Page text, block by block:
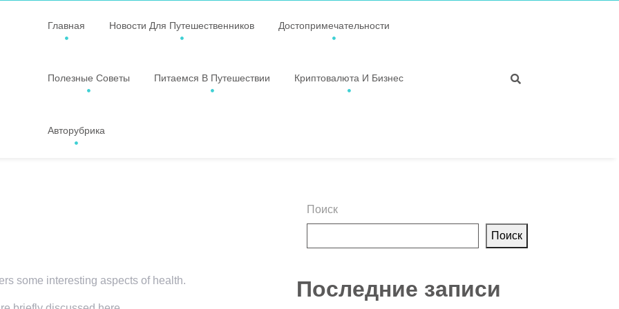
Главная Новости Для Путешественников Достопримечательности
Полезные Советы Питаемся В Путешествии Криптовалюта И Бизнес
Авторубрика
some interesting aspects of health.
Поиск
Поиск
Последние записи